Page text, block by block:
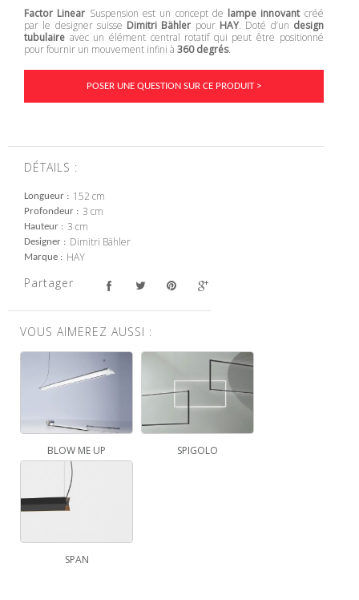
Factor Linear Suspension est un concept de lampe innovantcréé
par le designer suisse Dimitri Bähler pour HAY. Doté d’un design
tubulaire avec un élément central rotatif qui peut être positionné
pour fournir un mouvement infini à 360 degrés.
POSER UNE QUESTION SUR CE PRODUIT >
DÉTAILS :
Longueur 152 cm
Profondeur 3 cm
Hauteur 3 cm
Designer Dimitri Bähler
Marque HAY
Partager
VOUS AIMEREZ AUSSI :
BLOW ME UP SPIGOLO
SPAN